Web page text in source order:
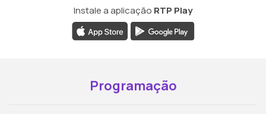
Instale a aplicação RTP Play
Programação